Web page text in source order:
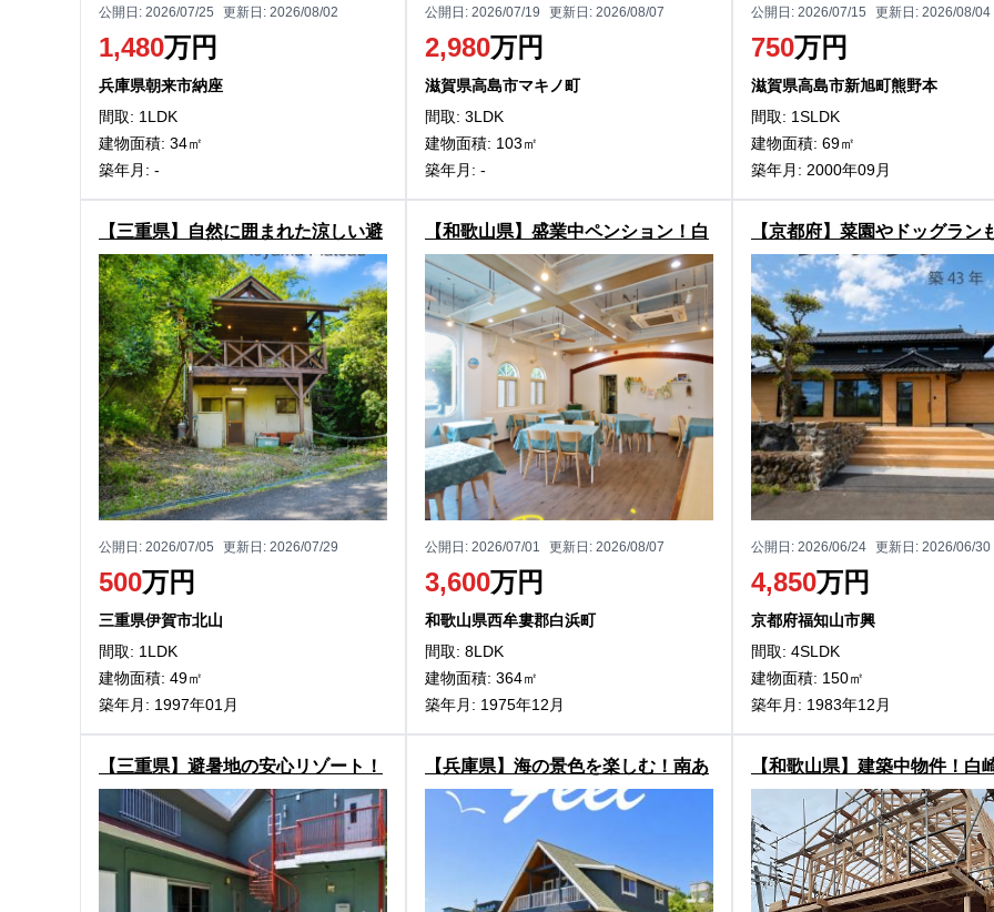
公開日: 2026/07/25 更新日: 2026/08/02
1,480万円
兵庫県朝来市納座
間取: 1LDK
建物面積: 34㎡
築年月: -
公開日: 2026/07/19 更新日: 2026/08/07
2,980万円
滋賀県高島市マキノ町
間取: 3LDK
建物面積: 103㎡
築年月: -
公開日: 2026/07/15 更新日: 2026/08/04
750万円
滋賀県高島市新旭町熊野本
間取: 1SLDK
建物面積: 69㎡
築年月: 2000年09月
【三重県】自然に囲まれた涼しい避
暑地！伊賀市北山の中古別荘物件
公開日: 2026/07/05 更新日: 2026/07/29
500万円
三重県伊賀市北山
間取: 1LDK
建物面積: 49㎡
築年月: 1997年01月
【和歌山県】盛業中ペンション！白
浜町の中古ペンション物件
公開日: 2026/07/01 更新日: 2026/08/07
3,600万円
和歌山県西牟婁郡白浜町
間取: 8LDK
建物面積: 364㎡
築年月: 1975年12月
【京都府】菜園やドッグラン
な広大敷地！福知山市興の日
物件
公開日: 2026/06/24 更新日: 2026/06/30
4,850万円
京都府福知山市興
間取: 4SLDK
建物面積: 150㎡
築年月: 1983年12月
【三重県】避暑地の安心リゾート！
三重県津市白山町伊勢見の中古別荘
物件
【兵庫県】海の景色を楽しむ！南あ
わじ市阿那賀の中古ログハウス物件
【和歌山県】建築中物件！白
一望！天然温泉露天風呂付！